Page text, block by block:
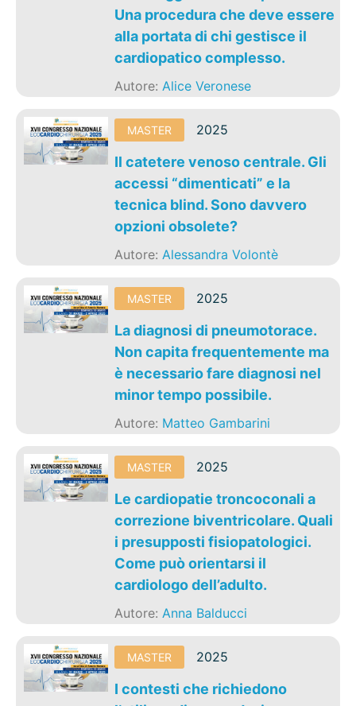
Una procedura che deve essere
alla portata di chi gestisce il
cardiopatico complesso.
Autore:Alice Veronese
MASTER 2025
Il catetere venoso centrale. Gli
accessi “dimenticati” e la
tecnica blind. Sono davvero
opzioni obsolete?
Autore:Alessandra Volontè
MASTER 2025
La diagnosi di pneumotorace.
Non capita frequentemente ma
è necessario fare diagnosi nel
minor tempo possibile.
Autore: Matteo Gambarini
MASTER 2025
Le cardiopatie troncoconali a
correzione biventricolare. Quali
i presupposti fisiopatologici.
Come può orientarsi il
cardiologo dell’adulto.
Autore:Anna Balducci
MASTER 2025
I contesti che richiedono